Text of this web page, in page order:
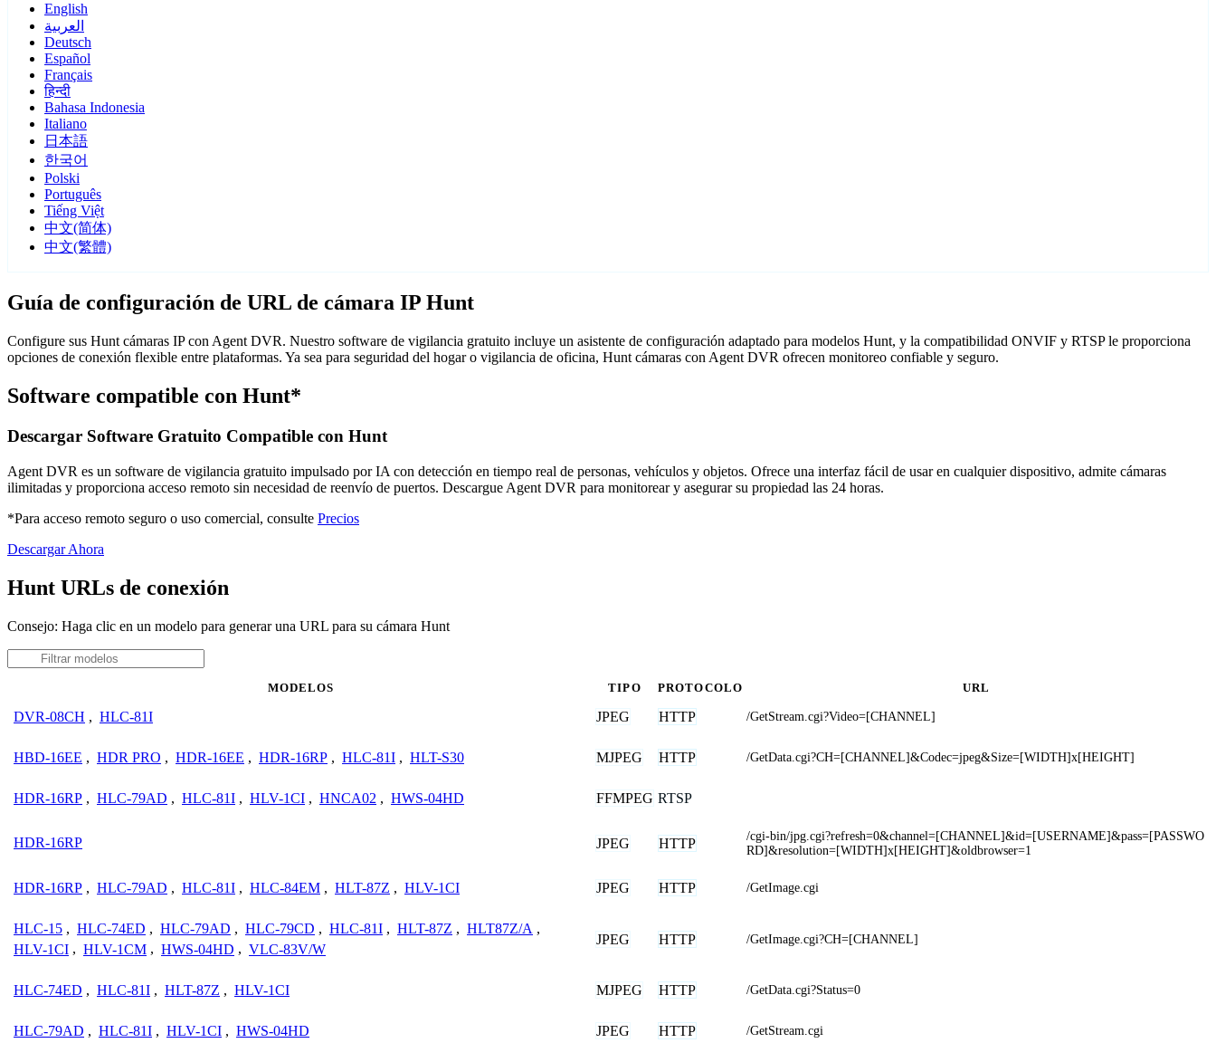
English
العربية
Deutsch
Español
Français
हिन्दी
Bahasa Indonesia
Italiano
日本語
한국어
Polski
Português
Tiếng Việt
中文(简体)
中文(繁體)
Guía de configuración de URL de cámara IP Hunt
Configure sus Hunt cámaras IP con Agent DVR. Nuestro software de vigilancia gratuito incluye un asistente de configuración adaptado para modelos Hunt, y la compatibilidad ONVIF y RTSP le proporciona
opciones de conexión flexible entre plataformas. Ya sea para seguridad del hogar o vigilancia de oficina, Hunt cámaras con Agent DVR ofrecen monitoreo confiable y seguro.
Software compatible con Hunt*
Descargar Software Gratuito Compatible con Hunt
Agent DVR es un software de vigilancia gratuito impulsado por IA con detección en tiempo real de personas, vehículos y objetos. Ofrece una interfaz fácil de usar en cualquier dispositivo, admite cámaras
ilimitadas y proporciona acceso remoto sin necesidad de reenvío de puertos. Descargue Agent DVR para monitorear y asegurar su propiedad las 24 horas.
*Para acceso remoto seguro o uso comercial, consulte Precios
Descargar Ahora
Hunt URLs de conexión
Consejo: Haga clic en un modelo para generar una URL para su cámara Hunt
MODELOS TIPO PROTOCOLO URL
DVR-08CH , HLC-81I JPEG HTTP /GetStream.cgi?Video=[CHANNEL]
HBD-16EE , HDR PRO , HDR-16EE , HDR-16RP , HLC-81I , HLT-S30 MJPEG HTTP /GetData.cgi?CH=[CHANNEL]&Codec=jpeg&Size=[WIDTH]x[HEIGHT]
HDR-16RP , HLC-79AD , HLC-81I , HLV-1CI , HNCA02 , HWS-04HD FFMPEG RTSP
HDR-16RP JPEG HTTP
/cgi-bin/jpg.cgi?refresh=0&channel=[CHANNEL]&id=[USERNAME]&pass=[PASSWO
RD]&resolution=[WIDTH]x[HEIGHT]&oldbrowser=1
HDR-16RP , HLC-79AD , HLC-81I , HLC-84EM , HLT-87Z , HLV-1CI JPEG HTTP /GetImage.cgi
HLC-15 , HLC-74ED , HLC-79AD , HLC-79CD , HLC-81I , HLT-87Z , HLT87Z/A ,
HLV-1CI , HLV-1CM , HWS-04HD , VLC-83V/W
JPEG HTTP /GetImage.cgi?CH=[CHANNEL]
HLC-74ED , HLC-81I , HLT-87Z , HLV-1CI MJPEG HTTP /GetData.cgi?Status=0
HLC-79AD , HLC-81I , HLV-1CI , HWS-04HD JPEG HTTP /GetStream.cgi